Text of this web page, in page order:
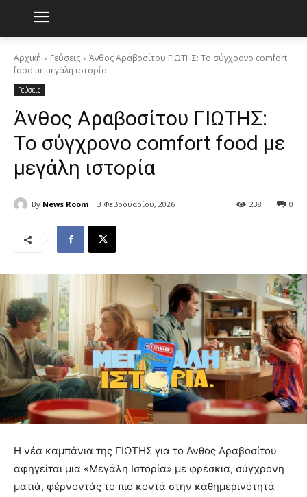
Αρχική Γεύσεις
Άνθος Αραβοσίτου ΓΙΩΤΗΣ: Το σύγχρονο comfort
food με μεγάλη ιστορία
Γεύσεις
Άνθος Αραβοσίτου ΓΙΩΤΗΣ:
Το σύγχρονο comfort food με
μεγάλη ιστορία
By News Room 3 Φεβρουαρίου, 2026 0
238
Η νέα καμπάνια της ΓΙΩΤΗΣ για το Άνθος Αραβοσίτου
αφηγείται μια «Μεγάλη Ιστορία» με φρέσκια, σύγχρονη
ματιά, φέρνοντάς το πιο κοντά στην καθημερινότητά